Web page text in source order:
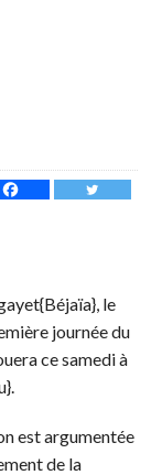
le
journée du
ce samedi à
est argumentée
de la